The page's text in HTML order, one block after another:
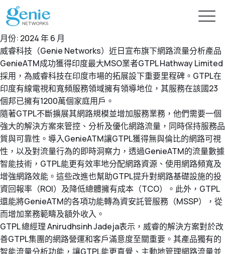
免費試用
產品
GenieATM系列
GenieATM
深度流量透析與超高速 DDoS 攻擊防護
GenieATM FLB
提升資源利用率及系統可靠性
GenieATM MSP Server
為網路運營商創造加值服務營收
解決方案
AI 驅動網路安全分析
提供智能流量檢測的主動式資安防禦
流量數據關聯與鑑識分析
完美整合異質數據，精準實現效能優化與流量鑑識
網路維運優化
內容中心
最新消息
資源下載
投資人專區
技術支援
月份: 2024 年 6 月
威睿科技（Genie Networks）近日宣布旗下網路流量分析產品
GenieATM成功獲得印度最大MSO業者GTPL Hathway Limited
採用，為威睿科技在印度市場的拓展設下重要里程碑。GTPL在
印度有線電視和寬頻服務領域擁有領導地位，其服務在該國23
個邦已擁有1200萬個家庭用戶。
隨著GTPL不斷擴展其網路規模並增加服務業務，他們需要一個
強大的解決方案來管控、分析及優化網路流量，同時保持服務品
質與可靠性。導入GenieATM讓GTPL獲得無與倫比的網路可視
性，以及對流量行為的即時洞察力，透過GenieATM的流量數據
智能技術，GTPL能更有效率地分配網路資源、使用網路頻寬及
增強網路效能。這些改進也幫助GTPL提升對網路基礎設施的投
資回報率（ROI）及降低總體擁有成本（TCO）。此外，GTPL
還能將GenieATM的各項功能轉為資安託管服務（MSSP），從
而增加業務範疇及額外收入。
GTPL 總經理 Anirudhsinh Jadeja表示，威睿的解決方案對於改
善GTPL集團的網路營運和客戶滿意度至關重要。其產品獨有的
智能流量分析功能，讓GTPL能更直覺、主動地管理網路流量並